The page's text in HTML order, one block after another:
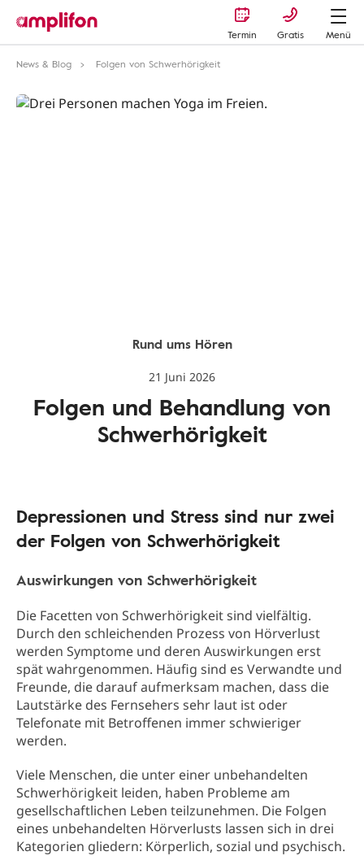
Termin Gratis
Menü
News & Blog
Folgen von Schwerhörigkeit
Rund ums Hören
21 Juni 2026
Folgen und Behandlung von
Schwerhörigkeit
Depressionen und Stress sind nur zwei
der Folgen von Schwerhörigkeit
Auswirkungen von Schwerhörigkeit
Die Facetten von Schwerhörigkeit sind vielfältig.
Durch den schleichenden Prozess von Hörverlust
werden Symptome und deren Auswirkungen erst
spät wahrgenommen. Häufig sind es Verwandte und
Freunde, die darauf aufmerksam machen, dass die
Lautstärke des Fernsehers sehr laut ist oder
Telefonate mit Betroffenen immer schwieriger
werden.
Viele Menschen, die unter einer unbehandelten
Schwerhörigkeit leiden, haben Probleme am
gesellschaftlichen Leben teilzunehmen. Die Folgen
eines unbehandelten Hörverlusts lassen sich in drei
Kategorien gliedern: Körperlich, sozial und psychisch.